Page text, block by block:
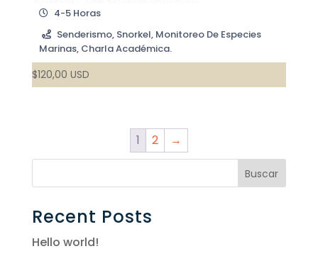
4-5 Horas
Senderismo, Snorkel, Monitoreo De Especies
Marinas, Charla Académica.
$120,00 USD
1 2 →
Buscar
Recent Posts
Hello world!